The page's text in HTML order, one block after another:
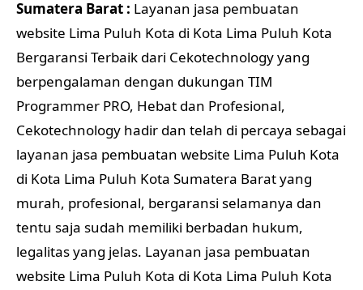
Sumatera Barat : Layanan jasa pembuatan
website Lima Puluh Kota di Kota Lima Puluh Kota
Bergaransi Terbaik dari Cekotechnology yang
berpengalaman dengan dukungan TIM
Programmer PRO, Hebat dan Profesional,
Cekotechnology hadir dan telah di percaya sebagai
layanan jasa pembuatan website Lima Puluh Kota
di Kota Lima Puluh Kota Sumatera Barat yang
murah, profesional, bergaransi selamanya dan
tentu saja sudah memiliki berbadan hukum,
legalitas yang jelas. Layanan jasa pembuatan
website Lima Puluh Kota di Kota Lima Puluh Kota